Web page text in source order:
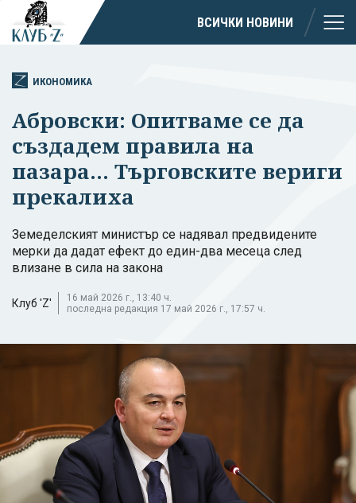
ВСИЧКИ НОВИНИ
ИКОНОМИКА
Абровски: Опитваме се да
създадем правила на
пазара... Търговските вериги
прекалиха
Земеделският министър се надявал предвидените
мерки да дадат ефект до един-два месеца след
влизане в сила на закона
Клуб 'Z'
16 май 2026 г., 13:40 ч.
последна редакция 17 май 2026 г., 17:57 ч.